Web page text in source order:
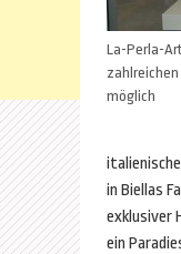
La-Perla-
möglich
in Biellas
exklusiver
ein